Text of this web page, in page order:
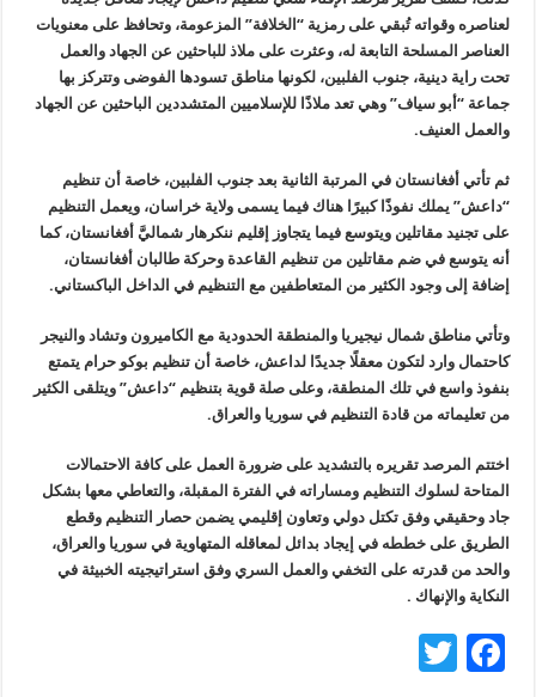
لعناصره وقواته تُبقي على رمزية “الخلافة” المزعومة، وتحافظ على معنويات
العناصر المسلحة التابعة له، وعثرت على ملاذ للباحثين عن الجهاد والعمل
تحت راية دينية، جنوب الفلبين، لكونها مناطق تسودها الفوضى وتتركز بها
جماعة “أبو سياف” وهي تعد ملاذًا للإسلاميين المتشددين الباحثين عن الجهاد
والعمل العنيف.
ثم تأتي أفغانستان في المرتبة الثانية بعد جنوب الفلبين، خاصة أن تنظيم
“داعش” يملك نفوذًا كبيرًا هناك فيما يسمى ولاية خراسان، ويعمل التنظيم
على تجنيد مقاتلين ويتوسع فيما يتجاوز إقليم ننكرهار شماليَّ أفغانستان، كما
أنه يتوسع في ضم مقاتلين من تنظيم القاعدة وحركة طالبان أفغانستان،
إضافة إلى وجود الكثير من المتعاطفين مع التنظيم في الداخل الباكستاني.
وتأتي مناطق شمال نيجيريا والمنطقة الحدودية مع الكاميرون وتشاد والنيجر
كاحتمال وارد لتكون معقلًا جديدًا لداعش، خاصة أن تنظيم بوكو حرام يتمتع
بنفوذ واسع في تلك المنطقة، وعلى صلة قوية بتنظيم “داعش” ويتلقى الكثير
من تعليماته من قادة التنظيم في سوريا والعراق.
اختتم المرصد تقريره بالتشديد على ضرورة العمل على كافة الاحتمالات
المتاحة لسلوك التنظيم ومساراته في الفترة المقبلة، والتعاطي معها بشكل
جاد وحقيقي وفق تكتل دولي وتعاون إقليمي يضمن حصار التنظيم وقطع
الطريق على خططه في إيجاد بدائل لمعاقله المتهاوية في سوريا والعراق،
والحد من قدرته على التخفي والعمل السري وفق استراتيجيته الخبيثة في
النكاية والإنهاك .
F